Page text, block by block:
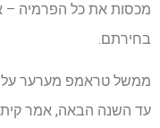
מכסות את כל הפרמיה –
בחירתם.
ממשל טראמפ מערער על
עד השנה הבאה, אמר קית